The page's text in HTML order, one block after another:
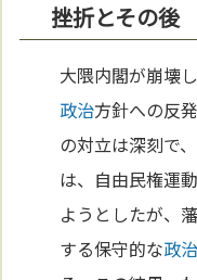
挫折とその後
大隈内閣が崩壊
政治方針への反
の対立は深刻で
は、自由民権運
ようとしたが、
する保守的な政